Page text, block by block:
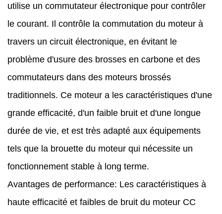
utilise un commutateur électronique pour contrôler
le courant. Il contrôle la commutation du moteur à
travers un circuit électronique, en évitant le
problème d'usure des brosses en carbone et des
commutateurs dans des moteurs brossés
traditionnels. Ce moteur a les caractéristiques d'une
grande efficacité, d'un faible bruit et d'une longue
durée de vie, et est très adapté aux équipements
tels que la brouette du moteur qui nécessite un
fonctionnement stable à long terme.
Avantages de performance: Les caractéristiques à
haute efficacité et faibles de bruit du moteur CC